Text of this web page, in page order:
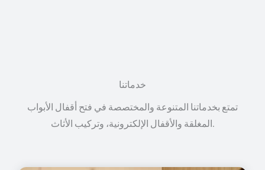
خدماتنا
تمتع بخدماتنا المتنوعة والمختصصة في فتح أقفال الأبواب